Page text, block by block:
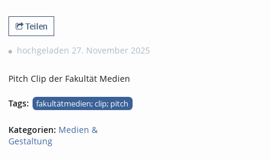
views
favorites
Teilen
hochgeladen 27. November 2025
Pitch Clip der Fakultät Medien
Tags: fakultätmedien; clip; pitch
Kategorien: Medien &
Gestaltung